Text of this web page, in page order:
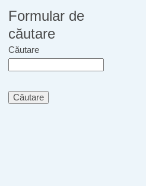
Formular de
căutare
Căutare